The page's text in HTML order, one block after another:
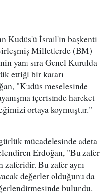
Kudüs'ü İsrail'in başkenti
Milletlerde (BM)
yanı sıra Genel Kurulda
ettiği bir kararı
"Kudüs meselesinde
içerisinde hareket
ortaya koymuştur."
mücadelesinde adeta
Erdoğan, "Bu zafer
Bu zafer aynı
değerler olduğunu da
bulundu.